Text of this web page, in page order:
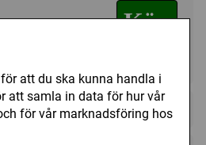
att du ska kunna handla i
att samla in data för hur vår
för vår marknadsföring hos
Köp
+